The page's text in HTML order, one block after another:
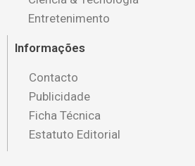
Entretenimento
Informações
Contacto
Publicidade
Ficha Técnica
Estatuto Editorial